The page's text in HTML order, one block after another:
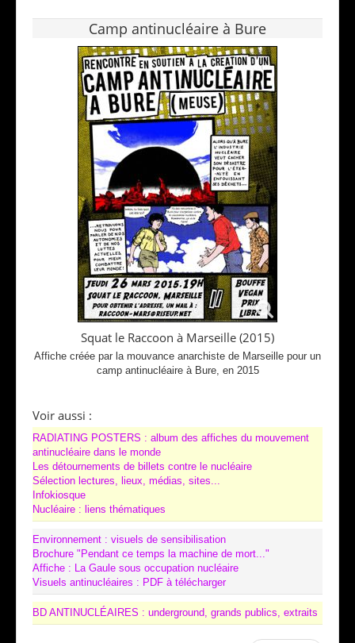
Camp antinucléaire à Bure
Squat le Raccoon à Marseille (2015)
Affiche créée par la mouvance anarchiste de Marseille pour un
camp antinucléaire à Bure, en 2015
Voir aussi :
RADIATING POSTERS : album des affiches du mouvement
antinucléaire dans le monde
Les détournements de billets contre le nucléaire
Sélection lectures, lieux, médias, sites...
Infokiosque
Nucléaire : liens thématiques
Environnement : visuels de sensibilisation
Brochure "Pendant ce temps la machine de mort..."
Affiche : La Gaule sous occupation nucléaire
Visuels antinucléaires : PDF à télécharger
BD ANTINUCLÉAIRES : underground, grands publics, extraits